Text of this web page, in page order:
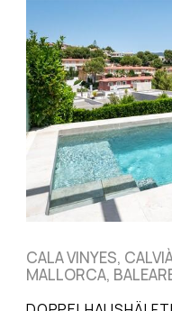
CALA VINYES,
MALLORCA,